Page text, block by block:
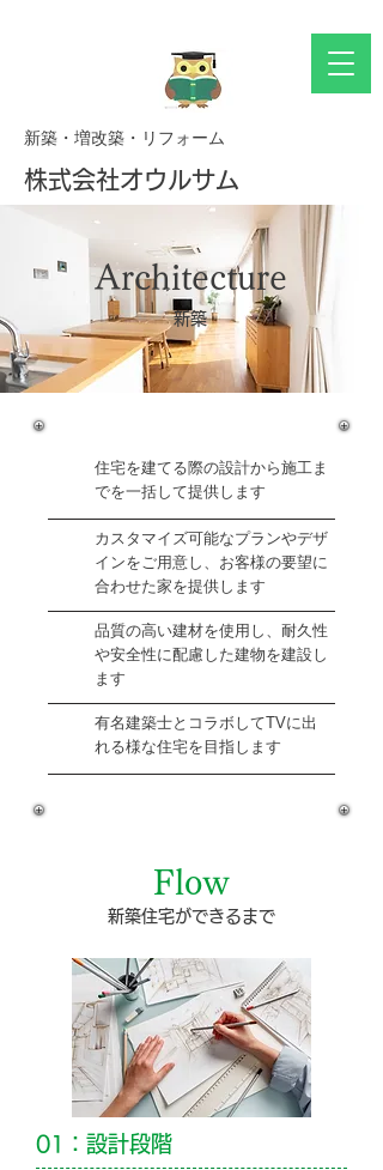
新築・増改築・リフォーム
株式会社オウルサム
Architecture
​新築
住宅を建てる際の設計から施工ま
でを一括して提供します
カスタマイズ可能なプランやデザ
インをご用意し、お客様の要望に
合わせた家を提供します
品質の高い建材を使用し、耐久性
や安全性に配慮した建物を建設し
ます
有名建築士とコラボしてTVに出
れる様な住宅を目指します
Flow
新築住宅ができるまで
01：設計段階